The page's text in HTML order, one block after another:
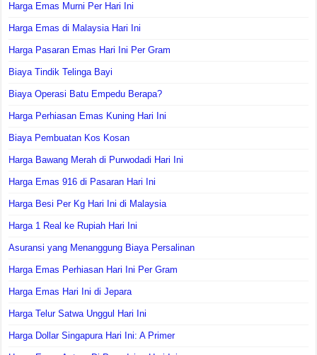
Harga Emas Murni Per Hari Ini
Harga Emas di Malaysia Hari Ini
Harga Pasaran Emas Hari Ini Per Gram
Biaya Tindik Telinga Bayi
Biaya Operasi Batu Empedu Berapa?
Harga Perhiasan Emas Kuning Hari Ini
Biaya Pembuatan Kos Kosan
Harga Bawang Merah di Purwodadi Hari Ini
Harga Emas 916 di Pasaran Hari Ini
Harga Besi Per Kg Hari Ini di Malaysia
Harga 1 Real ke Rupiah Hari Ini
Asuransi yang Menanggung Biaya Persalinan
Harga Emas Perhiasan Hari Ini Per Gram
Harga Emas Hari Ini di Jepara
Harga Telur Satwa Unggul Hari Ini
Harga Dollar Singapura Hari Ini: A Primer